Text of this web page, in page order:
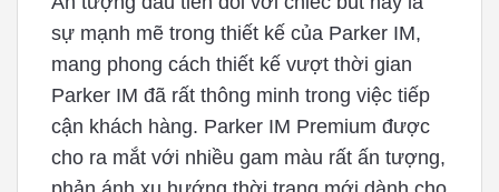
sự mạnh mẽ trong thiết kế của Parker IM,
mang phong cách thiết kế vượt thời gian
Parker IM đã rất thông minh trong việc tiếp
cận khách hàng. Parker IM Premium được
cho ra mắt với nhiều gam màu rất ấn tượng,